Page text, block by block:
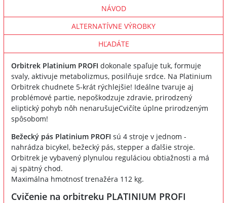
NÁVOD
ALTERNATÍVNE VÝROBKY
HĽADÁTE
Orbitrek Platinium PROFI dokonale spaľuje tuk, formuje
svaly, aktivuje metabolizmus, posilňuje srdce. Na Platinium
Orbitrek chudnete 5-krát rýchlejšie! Ideálne tvaruje aj
problémové partie, nepoškodzuje zdravie, prirodzený
eliptický pohyb nôh nenarušujeCvičíte úplne prirodzeným
spôsobom!
Bežecký pás Platinium PROFI sú 4 stroje v jednom -
nahrádza bicykel, bežecký pás, stepper a ďalšie stroje.
Orbitrek je vybavený plynulou reguláciou obtiažnosti a má
aj spätný chod.
Maximálna hmotnosť trenažéra 112 kg.
Cvičenie na orbitreku PLATINIUM PROFI